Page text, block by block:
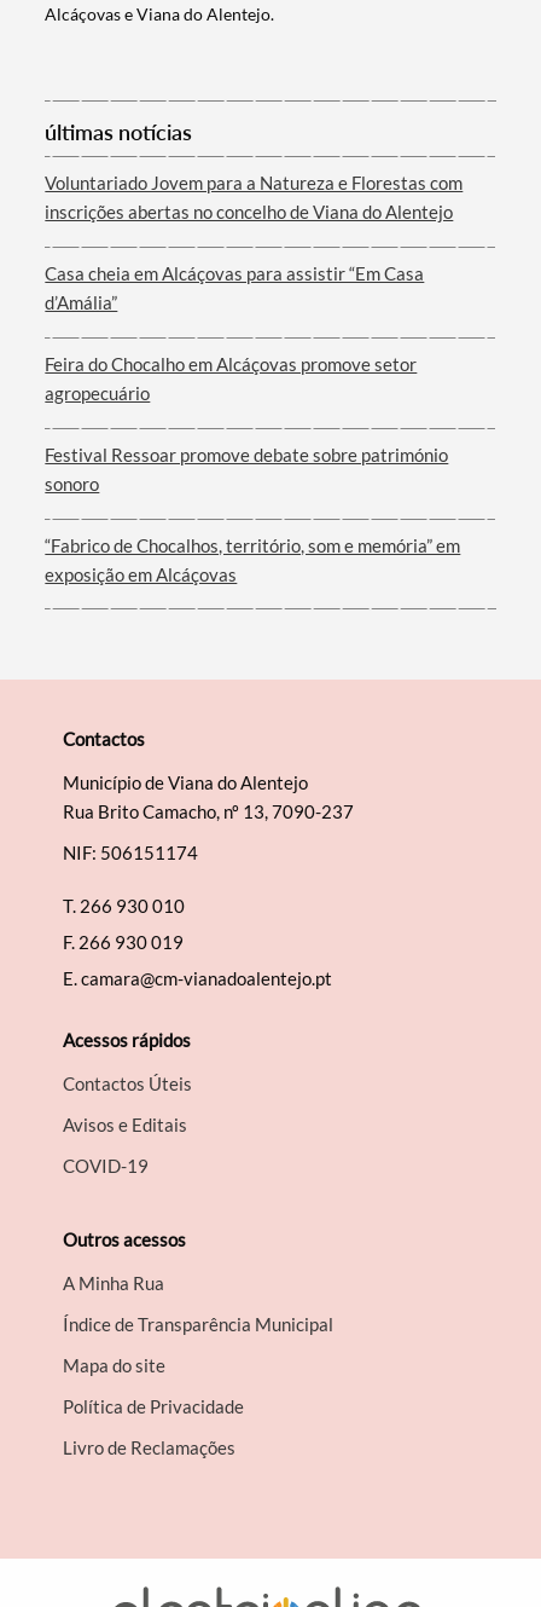
Filtros
Alcáçovas e Viana do Alentejo.
últimas notícias
Voluntariado Jovem para a Natureza e Florestas com
inscrições abertas no concelho de Viana do Alentejo
Casa cheia em Alcáçovas para assistir “Em Casa
d’Amália”
Feira do Chocalho em Alcáçovas promove setor
agropecuário
Festival Ressoar promove debate sobre património
sonoro
“Fabrico de Chocalhos, território, som e memória” em
exposição em Alcáçovas
Contactos
Município de Viana do Alentejo
Rua Brito Camacho, nº 13, 7090-237
NIF: 506151174
T. 266 930 010
F. 266 930 019
E.camara@cm-vianadoalentejo.pt
Acessos rápidos
Contactos Úteis
Avisos e Editais
COVID-19
Outros acessos
A Minha Rua
Índice de Transparência Municipal
Mapa do site
Política de Privacidade
Livro de Reclamações